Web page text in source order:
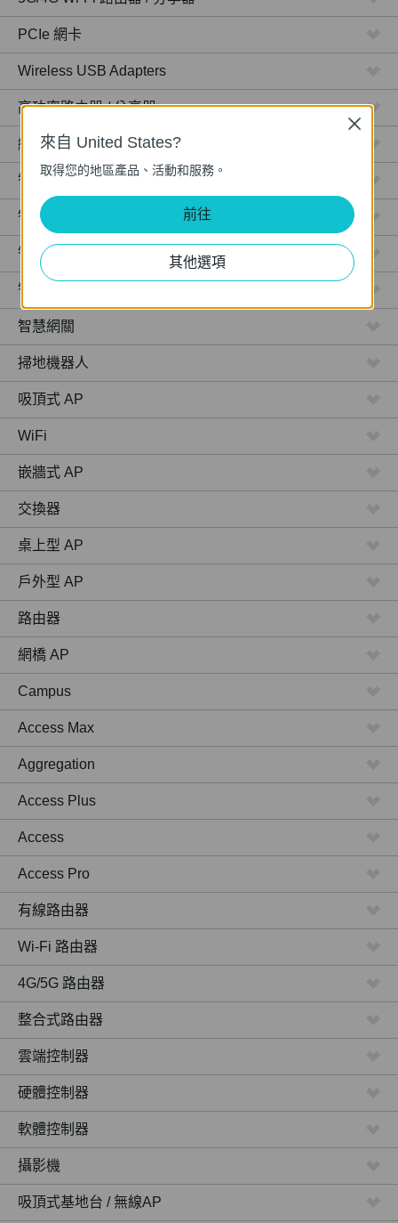
PCIe 網卡
Wireless USB Adapters
高功率路由器 / 分享器
網路攝影機
智慧型插座
智慧型燈泡
智慧開關
智慧感應器
智慧網關
掃地機器人
吸頂式 AP
WiFi
嵌牆式 AP
交換器
桌上型 AP
戶外型 AP
路由器
網橋 AP
Campus
Access Max
Aggregation
Access Plus
Access
Access Pro
有線路由器
Wi-Fi 路由器
4G/5G 路由器
整合式路由器
雲端控制器
硬體控制器
軟體控制器
攝影機
吸頂式基地台 / 無線AP
來自 United States?
取得您的地區產品、活動和服務。
前往
其他選項
Close